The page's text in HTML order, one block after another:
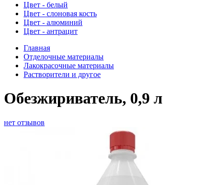
Цвет - белый
Цвет - слоновая кость
Цвет - алюминий
Цвет - антрацит
Главная
Отделочные материалы
Лакокрасочные материалы
Растворители и другое
Обезжириватель, 0,9 л
нет отзывов